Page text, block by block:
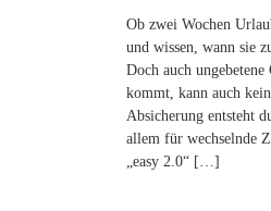
Ob zwei Wochen
und wissen, wann sie
Doch auch
kommt, kann auch
Absicherung entsteht
allem für wechselnde
„easy 2.0“ […]